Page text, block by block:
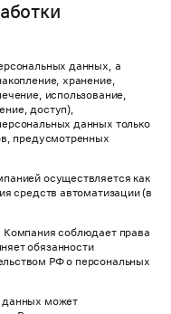
данных, а
хранение,
использование,
доступ),
данных только
предусмотренных
осуществляется как
средств автоматизации (в
Компания соблюдает права
обязанности
РФ о персональных
данных может